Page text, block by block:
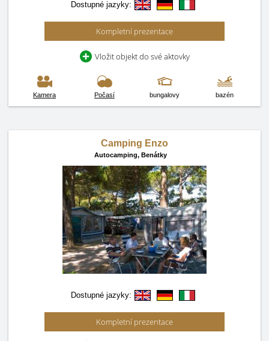
Dostupné jazyky:
Kompletní prezentace
Vložit objekt do své aktovky
Kamera Počasí bungalovy bazén
Camping Enzo
Autocamping, Benátky
Dostupné jazyky:
Kompletní prezentace